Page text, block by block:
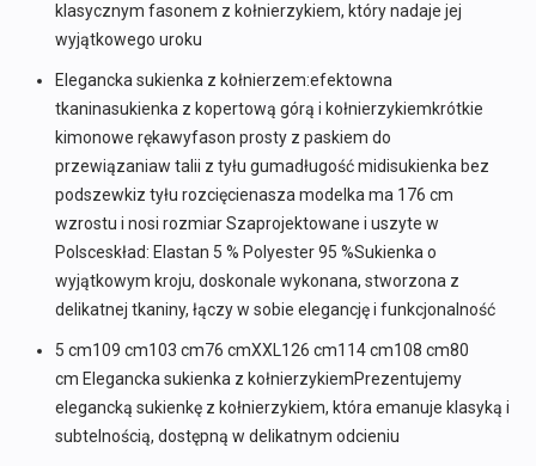
klasycznym fasonem z kołnierzykiem, który nadaje jej
wyjątkowego uroku
Elegancka sukienka z kołnierzem:efektowna
tkaninasukienka z kopertową górą i kołnierzykiemkrótkie
kimonowe rękawyfason prosty z paskiem do
przewiązaniaw talii z tyłu gumadługość midisukienka bez
podszewkiz tyłu rozcięcienasza modelka ma 176 cm
wzrostu i nosi rozmiar Szaprojektowane i uszyte w
Polsceskład: Elastan 5 % Polyester 95 %Sukienka o
wyjątkowym kroju, doskonale wykonana, stworzona z
delikatnej tkaniny, łączy w sobie elegancję i funkcjonalność
5 cm109 cm103 cm76 cmXXL126 cm114 cm108 cm80
cm Elegancka sukienka z kołnierzykiemPrezentujemy
elegancką sukienkę z kołnierzykiem, która emanuje klasyką i
subtelnością, dostępną w delikatnym odcieniu